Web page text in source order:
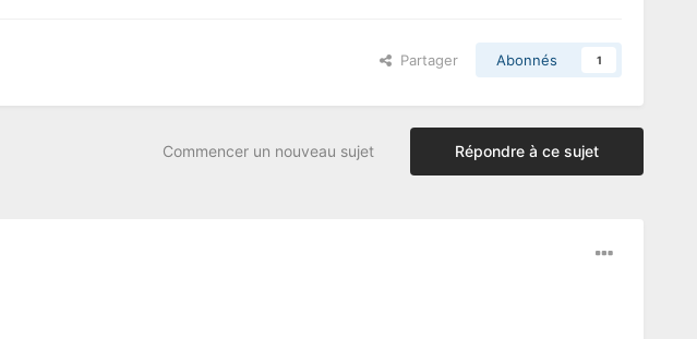
Partager Abonnés 1
Répondre à ce sujet
Commencer un nouveau sujet